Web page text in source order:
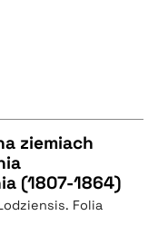
ziemiach
(1807-1864)
Folia